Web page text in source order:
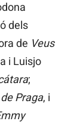
dels
de Veus
i Luisjo
;
Praga, i